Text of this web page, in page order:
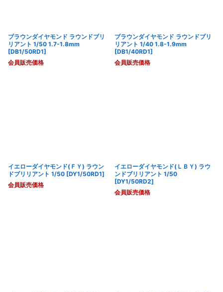
ブラウンダイヤモンド ラウンドブリ
リアント 1/50 1.7-1.8mm
[DB1/50RD1]
会員販売価格
ブラウンダイヤモンド ラウンドブリ
リアント 1/40 1.8-1.9mm
[DB1/40RD1]
会員販売価格
イエローダイヤモンド(ＦＹ) ラウン
ドブリリアント 1/50 [DY1/50RD1]
会員販売価格
イエローダイヤモンド(ＬＢＹ) ラウ
ンドブリリアント 1/50
[DY1/50RD2]
会員販売価格